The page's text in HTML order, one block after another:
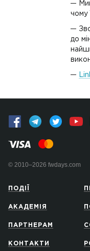
чому
до
© 2010–2026 fwdays.com
ПОДІЇ
АКАДЕМІЯ
ПАРТНЕРАМ
КОНТАКТИ